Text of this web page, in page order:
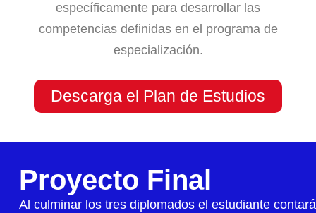
específicamente para desarrollar las
competencias definidas en el programa de
especialización.
Descarga el Plan de Estudios
Proyecto Final
Al culminar los tres diplomados el estudiante contará